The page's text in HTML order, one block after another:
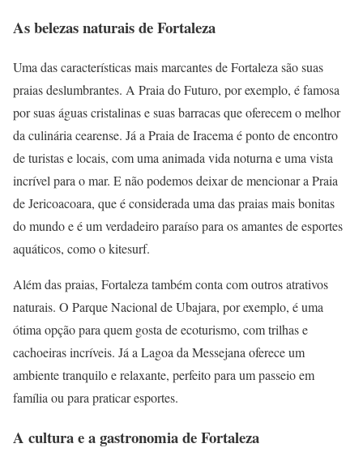
As belezas naturais de Fortaleza
Uma das características mais marcantes de Fortaleza são suas
praias deslumbrantes. A Praia do Futuro, por exemplo, é famosa
por suas águas cristalinas e suas barracas que oferecem o melhor
da culinária cearense. Já a Praia de Iracema é ponto de encontro
de turistas e locais, com uma animada vida noturna e uma vista
incrível para o mar. E não podemos deixar de mencionar a Praia
de Jericoacoara, que é considerada uma das praias mais bonitas
do mundo e é um verdadeiro paraíso para os amantes de esportes
aquáticos, como o kitesurf.
Além das praias, Fortaleza também conta com outros atrativos
naturais. O Parque Nacional de Ubajara, por exemplo, é uma
ótima opção para quem gosta de ecoturismo, com trilhas e
cachoeiras incríveis. Já a Lagoa da Messejana oferece um
ambiente tranquilo e relaxante, perfeito para um passeio em
família ou para praticar esportes.
A cultura e a gastronomia de Fortaleza